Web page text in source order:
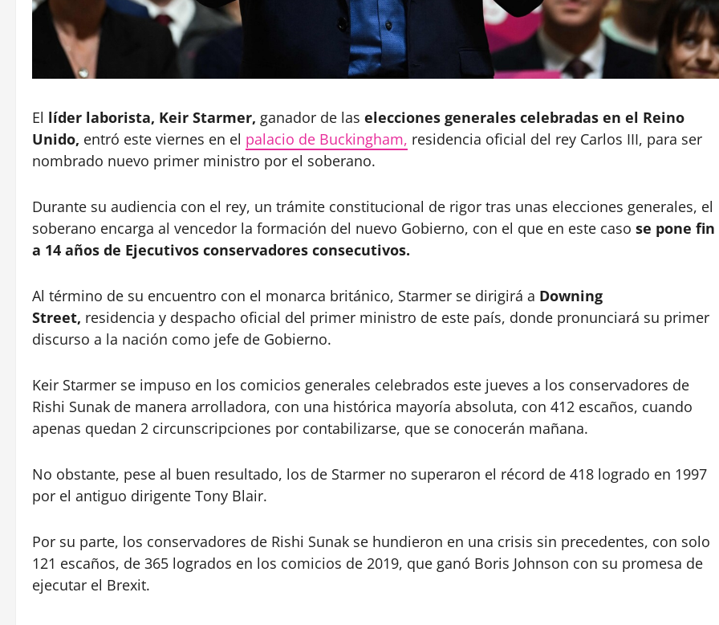
El líder laborista, Keir Starmer, ganador de las elecciones generales celebradas en el Reino
Unido, entró este viernes en el palacio de Buckingham, residencia oficial del rey Carlos III, para ser
nombrado nuevo primer ministro por el soberano.
Durante su audiencia con el rey, un trámite constitucional de rigor tras unas elecciones generales, el
soberano encarga al vencedor la formación del nuevo Gobierno, con el que en este caso se pone fin
a 14 años de Ejecutivos conservadores consecutivos.
Al término de su encuentro con el monarca británico, Starmer se dirigirá a Downing
Street, residencia y despacho oficial del primer ministro de este país, donde pronunciará su primer
discurso a la nación como jefe de Gobierno.
Keir Starmer se impuso en los comicios generales celebrados este jueves a los conservadores de
Rishi Sunak de manera arrolladora, con una histórica mayoría absoluta, con 412 escaños, cuando
apenas quedan 2 circunscripciones por contabilizarse, que se conocerán mañana.
No obstante, pese al buen resultado, los de Starmer no superaron el récord de 418 logrado en 1997
por el antiguo dirigente Tony Blair.
Por su parte, los conservadores de Rishi Sunak se hundieron en una crisis sin precedentes, con solo
121 escaños, de 365 logrados en los comicios de 2019, que ganó Boris Johnson con su promesa de
ejecutar el Brexit.